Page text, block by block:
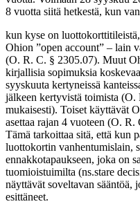
8 vuotta siitä hetkestä, kun
kun kyse on
Ohion ”open account” – lain
(O. R. C. § 2305.07). Muut
kirjallisia sopimuksia
syyskuuta kertyneissä
jälkeen kertyvistä toimista
mukaisesti). Toiset käyttävät
asettaa rajan 4 vuoteen (O.
Tämä tarkoittaa sitä, että kun
luottokortin vanhentumislain,
ennakkotapaukseen, joka on
tuomioistuimilta (ns.stare
näyttävät soveltavan
esittäneet.